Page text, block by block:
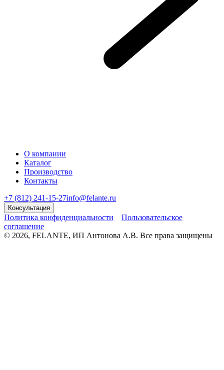
О компании
Каталог
Производство
Контакты
+7 (812) 241-15-27info@felante.ru
Консультация
Политика конфиденциальности
Пользовательское
соглашение
© 2026, FELANTE, ИП Антонова А.В. Все права защищены